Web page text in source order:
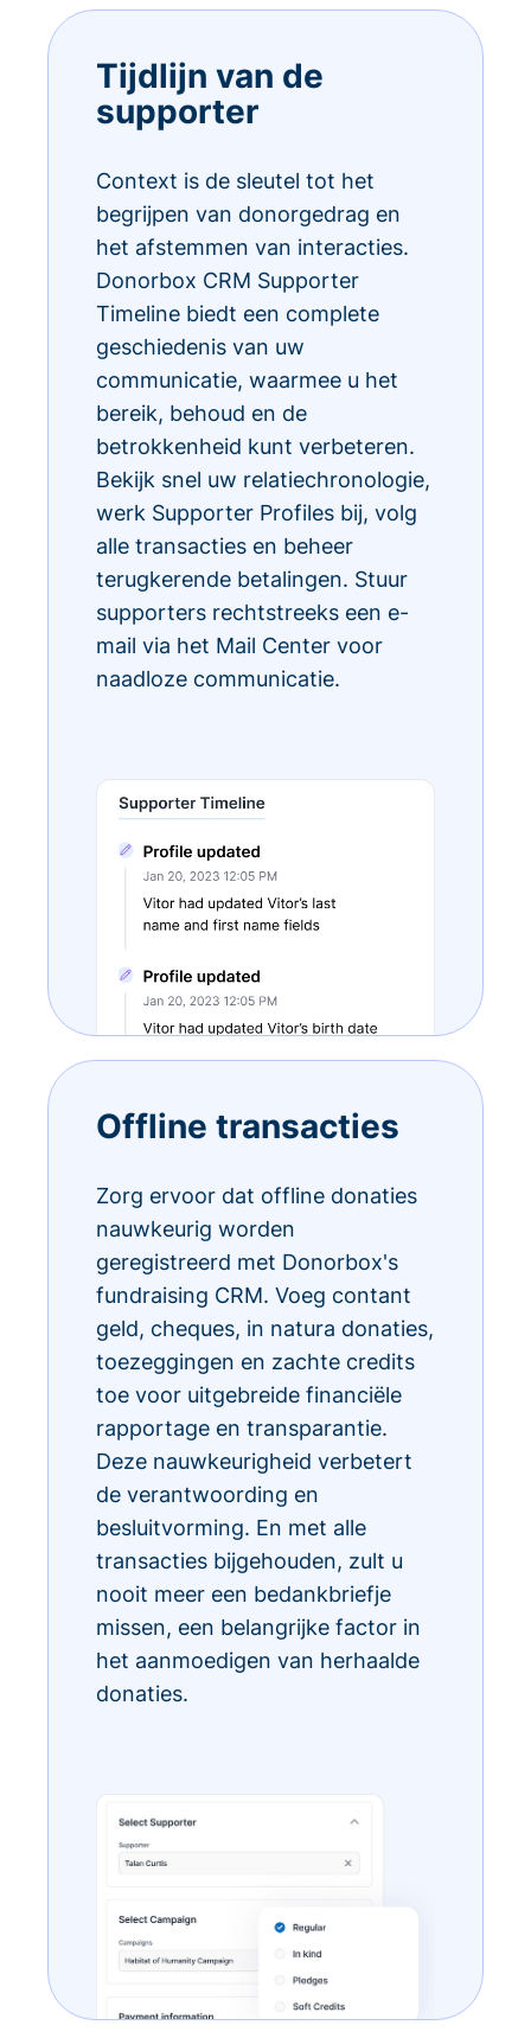
Tijdlijn van de
supporter
Context is de sleutel tot het
begrijpen van donorgedrag en
het afstemmen van interacties.
Donorbox CRM Supporter
Timeline biedt een complete
geschiedenis van uw
communicatie, waarmee u het
bereik, behoud en de
betrokkenheid kunt verbeteren.
Bekijk snel uw relatiechronologie,
werk Supporter Profiles bij, volg
alle transacties en beheer
terugkerende betalingen. Stuur
supporters rechtstreeks een e-
mail via het Mail Center voor
naadloze communicatie.
Offline transacties
Zorg ervoor dat offline donaties
nauwkeurig worden
geregistreerd met Donorbox's
fundraising CRM. Voeg contant
geld, cheques, in natura donaties,
toezeggingen en zachte credits
toe voor uitgebreide financiële
rapportage en transparantie.
Deze nauwkeurigheid verbetert
de verantwoording en
besluitvorming. En met alle
transacties bijgehouden, zult u
nooit meer een bedankbriefje
missen, een belangrijke factor in
het aanmoedigen van herhaalde
donaties.